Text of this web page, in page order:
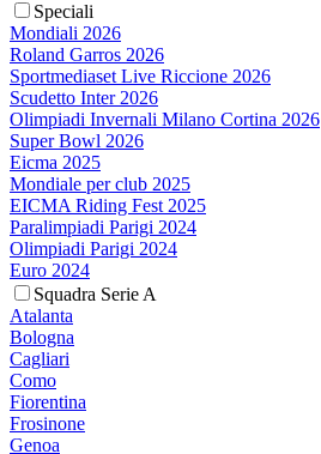
Speciali
Mondiali 2026
Roland Garros 2026
Sportmediaset Live Riccione 2026
Scudetto Inter 2026
Olimpiadi Invernali Milano Cortina 2026
Super Bowl 2026
Eicma 2025
Mondiale per club 2025
EICMA Riding Fest 2025
Paralimpiadi Parigi 2024
Olimpiadi Parigi 2024
Euro 2024
Squadra Serie A
Atalanta
Bologna
Cagliari
Como
Fiorentina
Frosinone
Genoa